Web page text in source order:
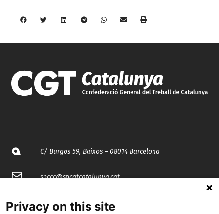
C/ Burgos 59, Baixos – 08014 Barcelona
spccc@spcgtcatalunya.cat
Privacy on this site